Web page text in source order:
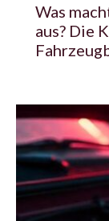
Was
aus? Die